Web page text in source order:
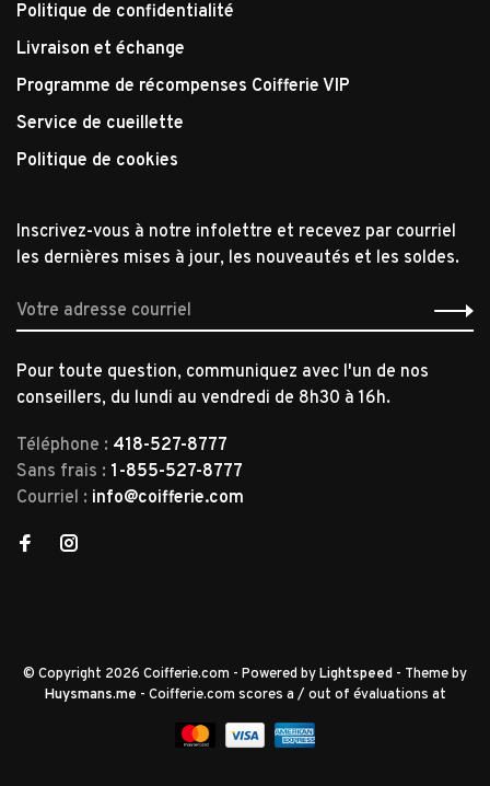
Politique de confidentialité
Livraison et échange
Programme de récompenses Coifferie VIP
Service de cueillette
Politique de cookies
Inscrivez-vous à notre infolettre et recevez par courriel
les dernières mises à jour, les nouveautés et les soldes.
Pour toute question, communiquez avec l'un de nos
conseillers, du lundi au vendredi de 8h30 à 16h.
Téléphone : 418-527-8777
Sans frais : 1-855-527-8777
Courriel : info@coifferie.com
© Copyright 2026 Coifferie.com - Powered byLightspeed - Theme by
Huysmans.me - Coifferie.com scores a / out of évaluations at